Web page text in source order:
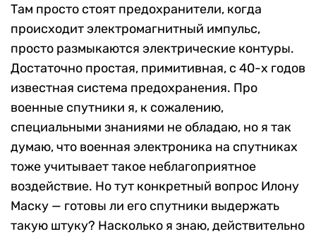
Там просто стоят предохранители, когда
происходит электромагнитный импульс,
просто размыкаются электрические контуры.
Достаточно простая, примитивная, с 40-х годов
известная система предохранения. Про
военные спутники я, к сожалению,
специальными знаниями не обладаю, но я так
думаю, что военная электроника на спутниках
тоже учитывает такое неблагоприятное
воздействие. Но тут конкретный вопрос Илону
Маску — готовы ли его спутники выдержать
такую штуку? Насколько я знаю, действительно